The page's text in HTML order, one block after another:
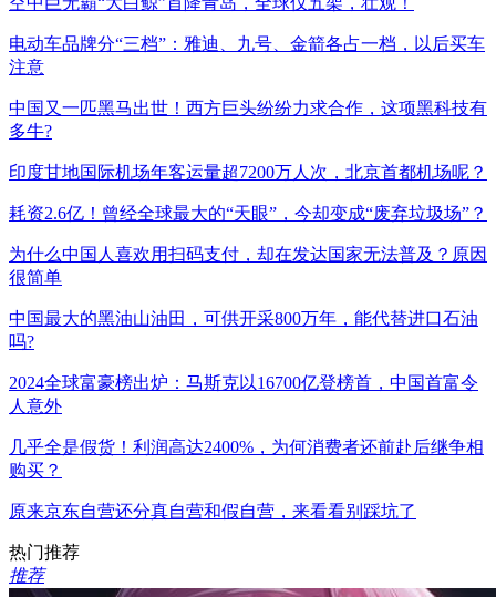
电动车品牌分“三档”：雅迪、九号、金箭各占一档，以后买车
注意
中国又一匹黑马出世！西方巨头纷纷力求合作，这项黑科技有
多牛?
印度甘地国际机场年客运量超7200万人次，北京首都机场呢？
耗资2.6亿！曾经全球最大的“天眼”，今却变成“废弃垃圾场”？
为什么中国人喜欢用扫码支付，却在发达国家无法普及？原因
很简单
中国最大的黑油山油田，可供开采800万年，能代替进口石油
吗?
2024全球富豪榜出炉：马斯克以16700亿登榜首，中国首富令
人意外
几乎全是假货！利润高达2400%，为何消费者还前赴后继争相
购买？
原来京东自营还分真自营和假自营，来看看别踩坑了
热门推荐
推荐